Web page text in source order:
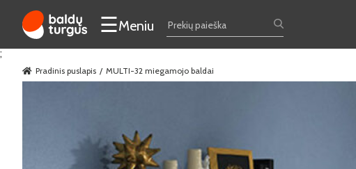
☰Meniu
;
Pradinis puslapis MULTI-32 miegamojo baldai